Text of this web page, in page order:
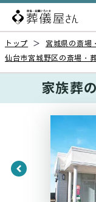
トップ ＞ 宮城県の斎場
仙台市宮城野区の斎場・
家族葬